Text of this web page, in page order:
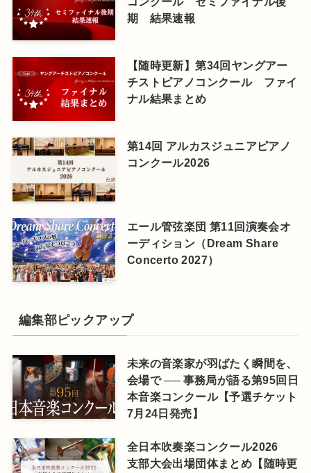
期 結果速報
【随時更新】第34回ヤングアー
チストピアノコンクール ファイ
ナル結果まとめ
第14回 アルカスジュニアピアノ
コンクール2026
エール管弦楽団 第11回演奏会オ
ーディション（Dream Share
Concerto 2027）
編集部ピックアップ
未来の音楽家が羽ばたく瞬間を、
会場で ── 事務局が語る第95回日
本音楽コンクール【予選チケット
7月24日発売】
全日本吹奏楽コンクール2026
支部大会出場団体まとめ【随時更